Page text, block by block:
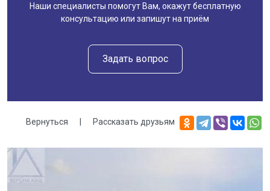
Наши специалисты помогут Вам, окажут бесплатную
консультацию или запишут на приём
Задать вопрос
Вернуться | Рассказать друзьям
Галерея